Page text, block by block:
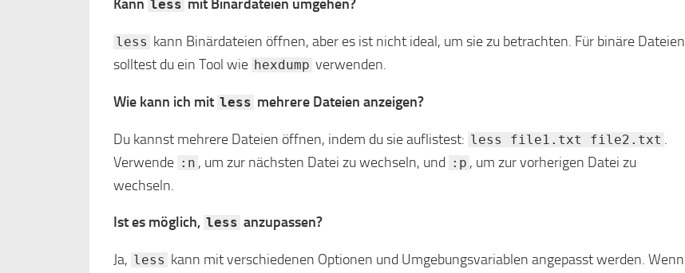
Kann less mit Binärdateien umgehen?
less kann Binärdateien öffnen, aber es ist nicht ideal, um sie zu betrachten. Für binäre Dateien
solltest du ein Tool wie hexdump verwenden.
Wie kann ich mit less mehrere Dateien anzeigen?
Du kannst mehrere Dateien öffnen, indem du sie auflistest: less file1.txt file2.txt .
Verwende :n , um zur nächsten Datei zu wechseln, und :p , um zur vorherigen Datei zu
wechseln.
Ist es möglich, less anzupassen?
Ja, less kann mit verschiedenen Optionen und Umgebungsvariablen angepasst werden. Wenn